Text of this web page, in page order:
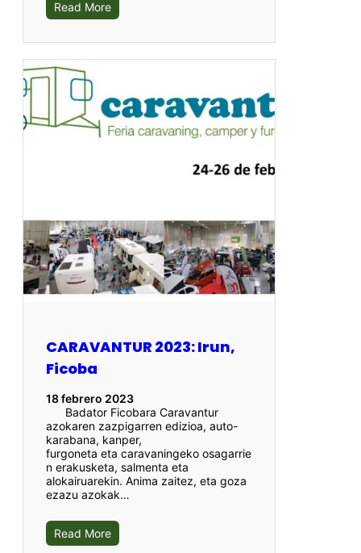
Read More
CARAVANTUR 2023: Irun,
Ficoba
18 febrero 2023
Badator Ficobara Caravantur
azokaren zazpigarren edizioa, auto-
karabana, kanper,
furgoneta eta caravaningeko osagarrie
n erakusketa, salmenta eta
alokairuarekin. Anima zaitez, eta goza
ezazu azokak…
Read More